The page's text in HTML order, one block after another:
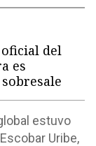
del
es
estuvo
Uribe,